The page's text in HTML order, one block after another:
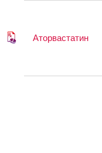
Аторвастатин